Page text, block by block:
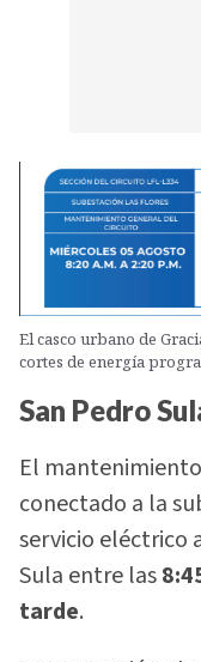
El casco urbano de
cortes de energía
San Pedro
El
conectado a la
servicio eléctrico
Sula entre las
tarde.